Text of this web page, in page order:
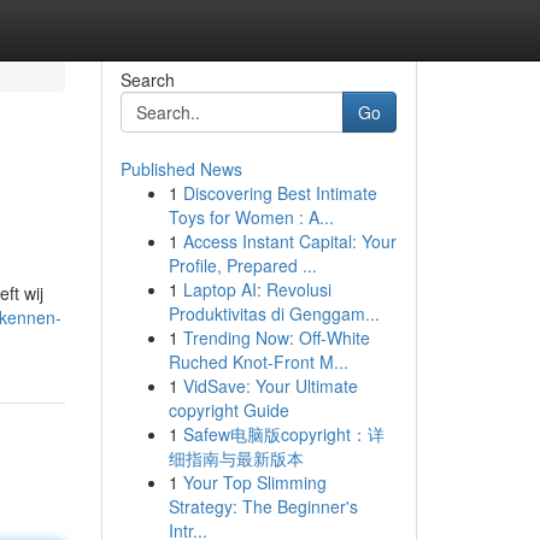
wij
Search
Go
Published News
1 Discovering Best Intimate
Toys for Women : A...
1 Access Instant Capital: Your
Profile, Prepared ...
1 Laptop AI: Revolusi
Produktivitas di Genggam...
1 Trending Now: Off-White
Ruched Knot-Front M...
1 VidSave: Your Ultimate
copyright Guide
1 Safew电脑版copyright：详
细指南与最新版本
1 Your Top Slimming
Strategy: The Beginner's
Intr...